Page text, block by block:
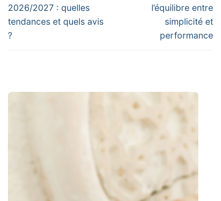
2026/2027 : quelles
tendances et quels avis
?
l’équilibre entre
simplicité et
performance